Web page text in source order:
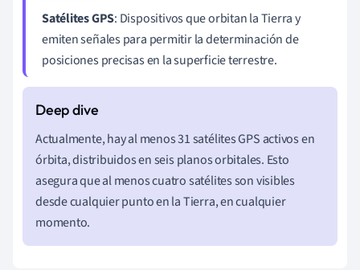
Satélites GPS: Dispositivos que orbitan la Tierra y
emiten señales para permitir la determinación de
posiciones precisas en la superficie terrestre.
Actualmente, hay al menos 31 satélites GPS activos en
órbita, distribuidos en seis planos orbitales. Esto
asegura que al menos cuatro satélites son visibles
desde cualquier punto en la Tierra, en cualquier
momento.